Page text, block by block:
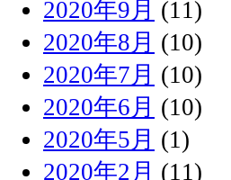
2020年9月 (11)
2020年8月 (10)
2020年7月 (10)
2020年6月 (10)
2020年5月 (1)
2020年2月 (11)